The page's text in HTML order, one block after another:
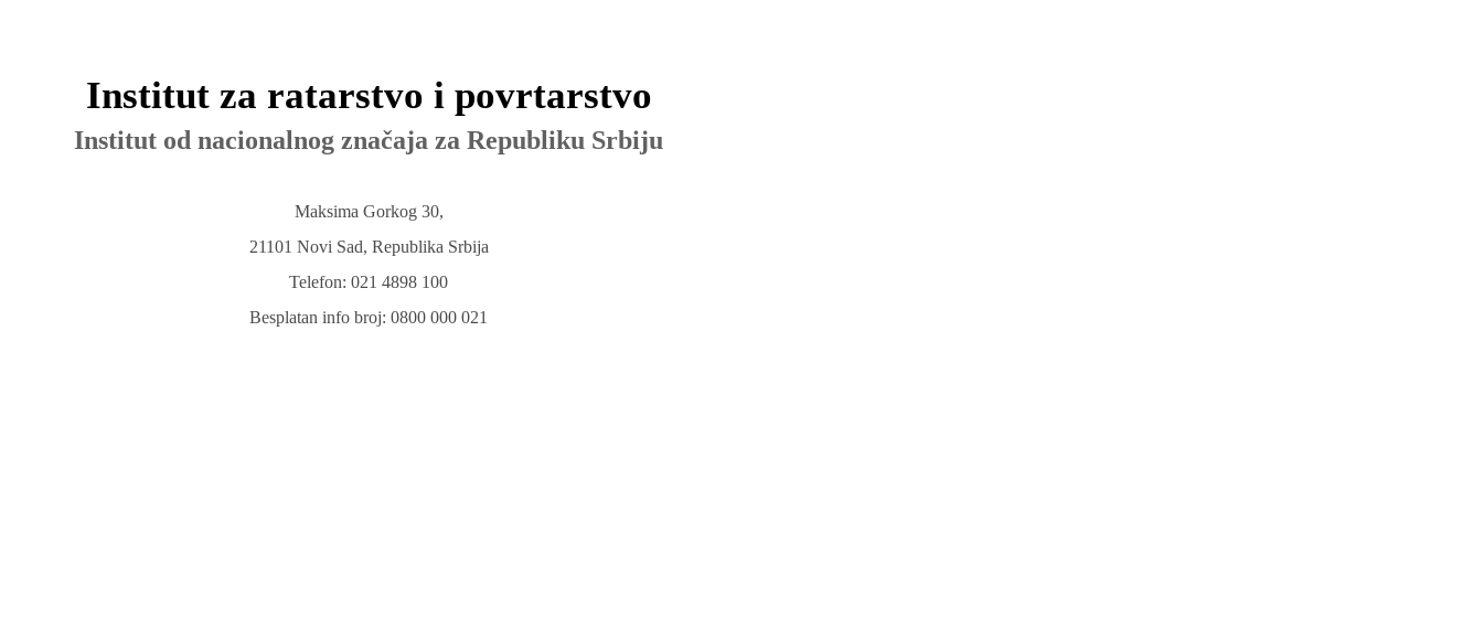
Institut za ratarstvo i povrtarstvo
Institut od nacionalnog značaja za Republiku Srbiju
Maksima Gorkog 30,
21101 Novi Sad, Republika Srbija
Telefon: 021 4898 100
Besplatan info broj: 0800 000 021